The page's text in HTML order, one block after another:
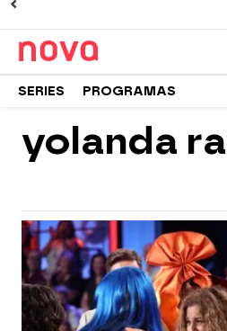
SERIES PROGRAMAS
yolanda